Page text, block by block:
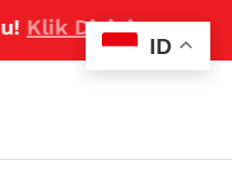
Disini
ID